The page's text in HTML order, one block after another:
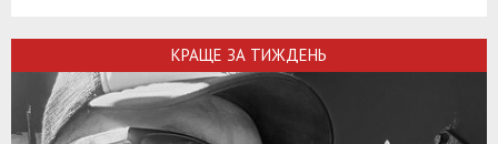
КРАЩЕ ЗА ТИЖДЕНЬ